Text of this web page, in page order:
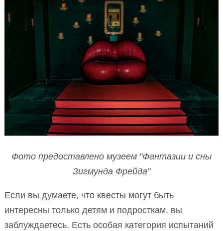
Фото предоставлено музеем "Фантазии и сны
Зигмунда Фрейда"
Если вы думаете, что квесты могут быть
интересны только детям и подросткам, вы
заблуждаетесь. Есть особая категория испытаний